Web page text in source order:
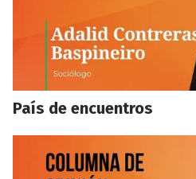
País de encuentros